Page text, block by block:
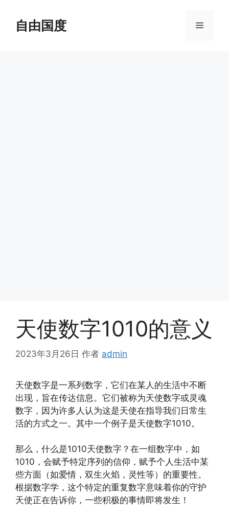
自由国度 菜
天使数字1010的意义
2023年3月26日 作者 admin
天使数字是一系列数字，它们在某人的生活中不断
出现，旨在传达信息。它们被称为天使数字或灵魂
数字，因为许多人认为这是天使在指导我们日常生
活的方式之一。其中一个例子是天使数字1010。
那么，什么是1010天使数字？在一组数字中，如
1010，会赋予特定序列的信仰，赋予个人生活中某
些方面（如爱情，双生火焰，灵性等）的重要性。
根据数字学，这个特定的重复数字意味着你的守护
天使正在告诉你，一些积极的事情即将发生！